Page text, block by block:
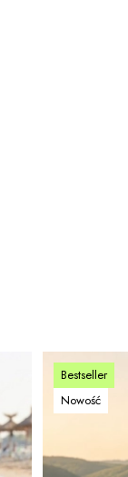
Bestseller
Nowość